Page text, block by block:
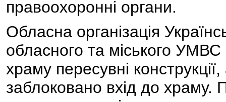
правоохоронні органи.
Обласна організація
обласного та міського УМВС
храму пересувні
заблоковано вхід до храму.